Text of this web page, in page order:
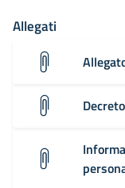
Allegati